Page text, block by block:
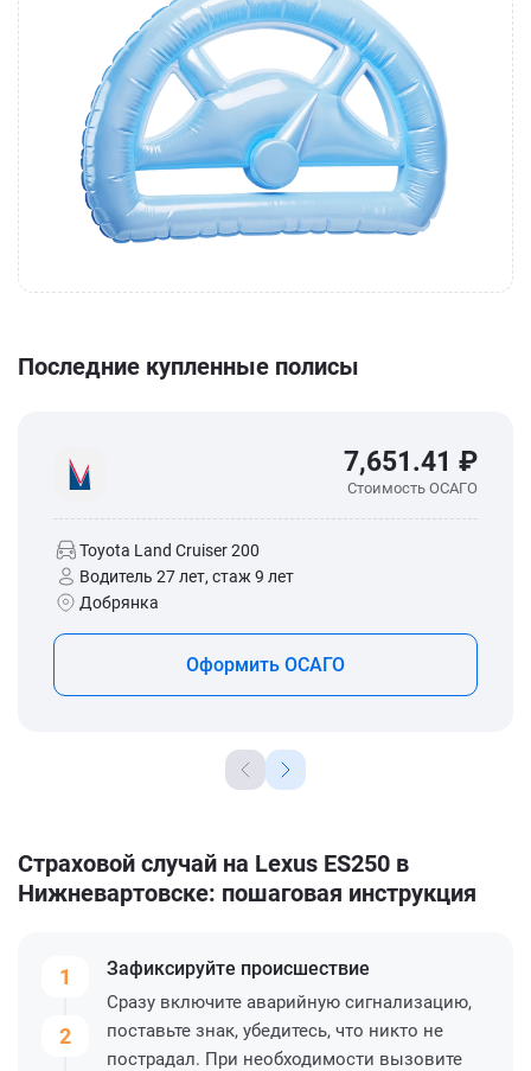
Последние купленные полисы
7,651.41 ₽
Стоимость ОСАГО
Toyota Land Cruiser 200
Водитель 27 лет, стаж 9 лет
Добрянка
Оформить ОСАГО
Страховой случай на Lexus ES250 в
Нижневартовске: пошаговая инструкция
1
2
Зафиксируйте происшествие
Сразу включите аварийную сигнализацию,
поставьте знак, убедитесь, что никто не
пострадал. При необходимости вызовите